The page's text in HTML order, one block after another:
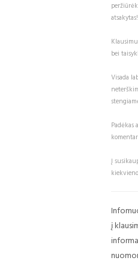
atsakytas!
bei
Visada
Padėkas
Į
į